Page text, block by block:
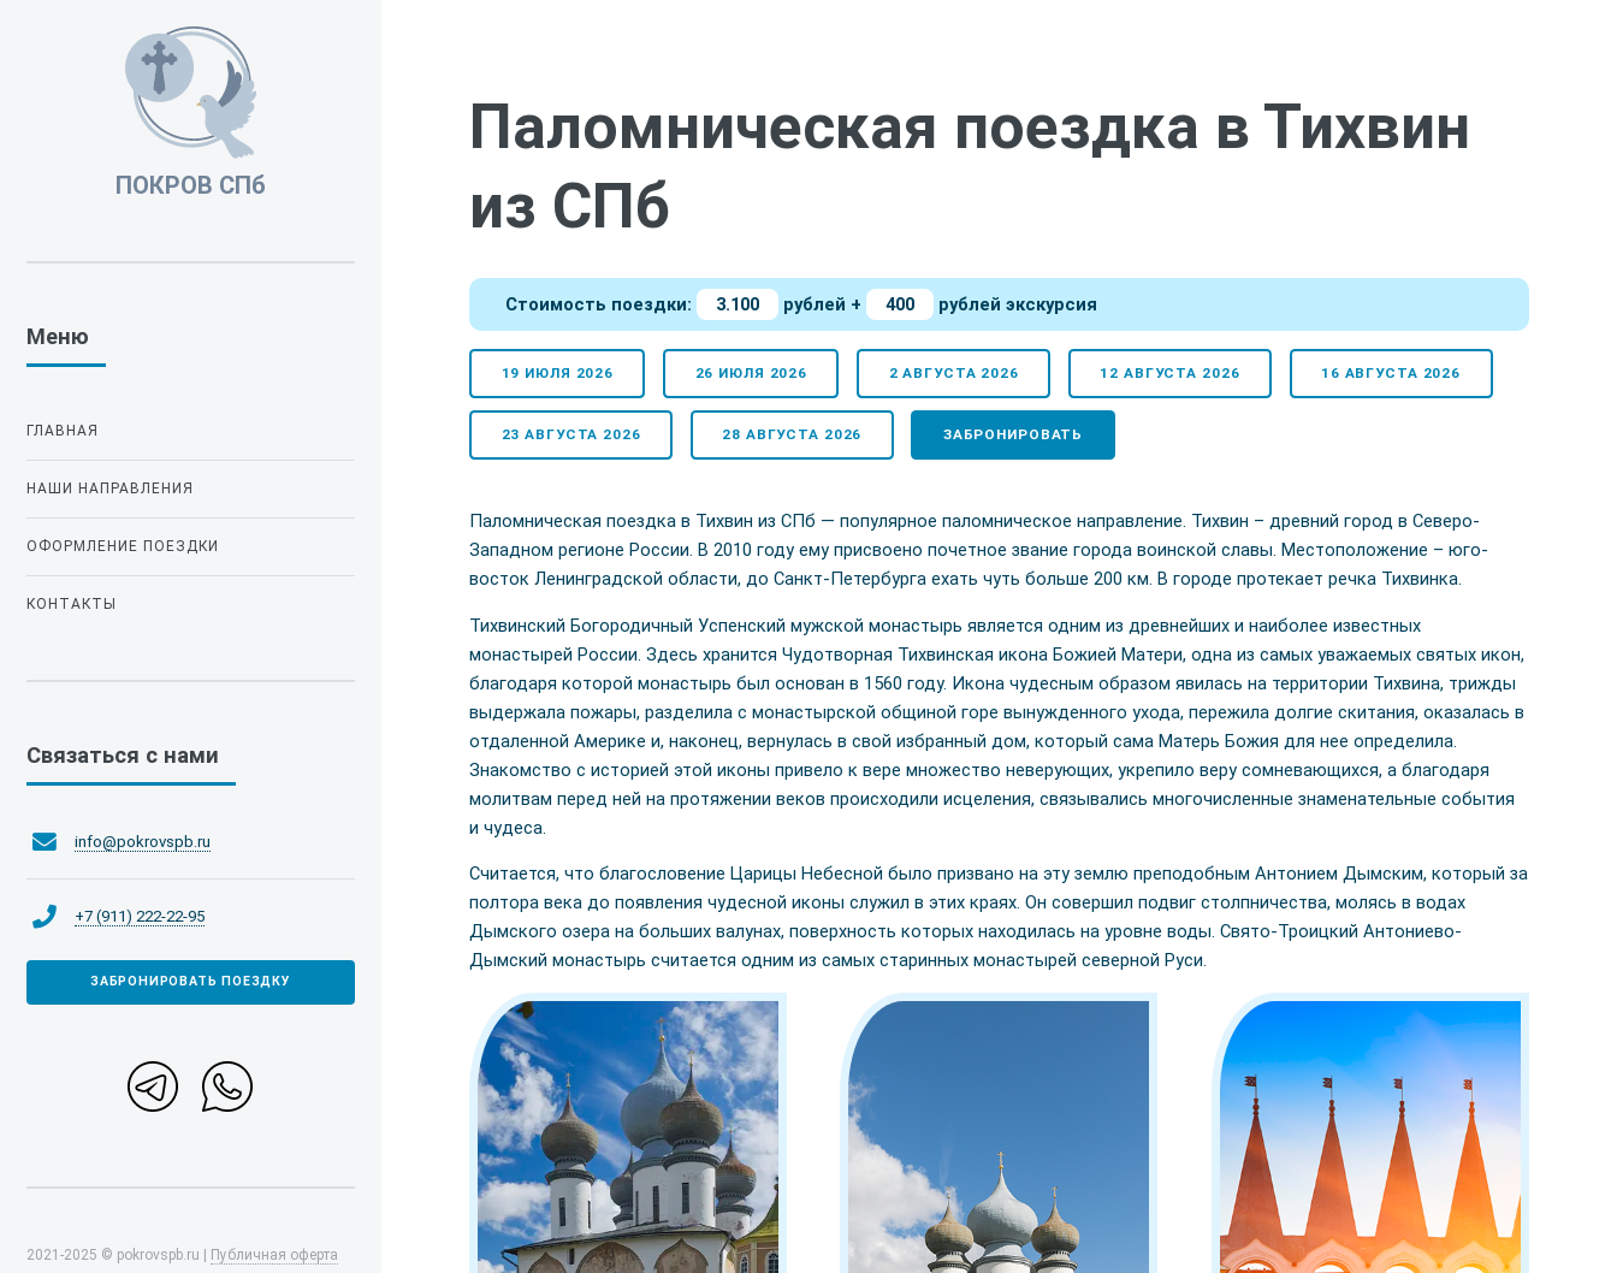
Паломническая поездка в Тихвин
из СПб
Стоимость поездки: 3.100 рублей + 400 рублей экскурсия
19 ИЮЛЯ 2026 26 ИЮЛЯ 2026 2 АВГУСТА 2026 12 АВГУСТА 2026 16 АВГУСТА 2026
23 АВГУСТА 2026 28 АВГУСТА 2026 ЗАБРОНИРОВАТЬ
Паломническая поездка в Тихвин из СПб — популярное паломническое направление. Тихвин – древний город в Северо-
Западном регионе России. В 2010 году ему присвоено почетное звание города воинской славы. Местоположение – юго-
восток Ленинградской области, до Санкт-Петербурга ехать чуть больше 200 км. В городе протекает речка Тихвинка.
Тихвинский Богородичный Успенский мужской монастырь является одним из древнейших и наиболее известных
монастырей России. Здесь хранится Чудотворная Тихвинская икона Божией Матери, одна из самых уважаемых святых икон,
благодаря которой монастырь был основан в 1560 году. Икона чудесным образом явилась на территории Тихвина, трижды
выдержала пожары, разделила с монастырской общиной горе вынужденного ухода, пережила долгие скитания, оказалась в
отдаленной Америке и, наконец, вернулась в свой избранный дом, который сама Матерь Божия для нее определила.
Знакомство с историей этой иконы привело к вере множество неверующих, укрепило веру сомневающихся, а благодаря
молитвам перед ней на протяжении веков происходили исцеления, связывались многочисленные знаменательные события
и чудеса.
Считается, что благословение Царицы Небесной было призвано на эту землю преподобным Антонием Дымским, который за
полтора века до появления чудесной иконы служил в этих краях. Он совершил подвиг столпничества, молясь в водах
Дымского озера на больших валунах, поверхность которых находилась на уровне воды. Свято-Троицкий Антониево-
Дымский монастырь считается одним из самых старинных монастырей северной Руси.
ПОКРОВ СПб
Меню
ГЛАВНАЯ
НАШИ НАПРАВЛЕНИЯ
ОФОРМЛЕНИЕ ПОЕЗДКИ
КОНТАКТЫ
Связаться с нами
info@pokrovspb.ru
+7 (911) 222-22-95
ЗАБРОНИРОВАТЬ ПОЕЗДКУ
2021-2025 © pokrovspb.ru | Публичная оферта